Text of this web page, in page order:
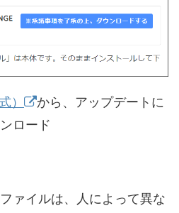
）
から、アップデートに
ロード
ァイルは、人によって異な